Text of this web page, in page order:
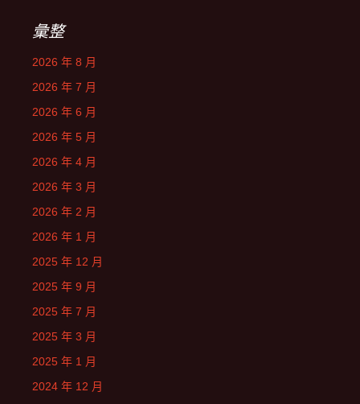
彙整
2026 年 8 月
2026 年 7 月
2026 年 6 月
2026 年 5 月
2026 年 4 月
2026 年 3 月
2026 年 2 月
2026 年 1 月
2025 年 12 月
2025 年 9 月
2025 年 7 月
2025 年 3 月
2025 年 1 月
2024 年 12 月